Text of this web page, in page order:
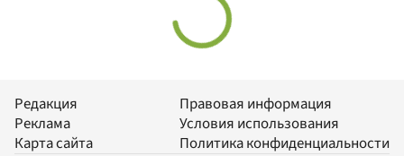
Редакция
Реклама
Карта сайта
Правовая информация
Условия использования
Политика конфиденциальности